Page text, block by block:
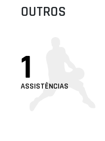
OUTROS
1
ASSISTÊNCIAS